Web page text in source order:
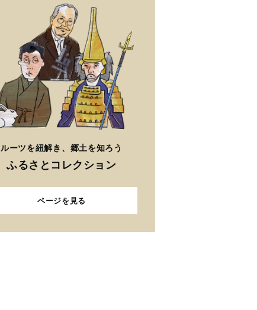
ルーツを紐解き、郷土を知ろう
ふるさとコレクション
ページを見る